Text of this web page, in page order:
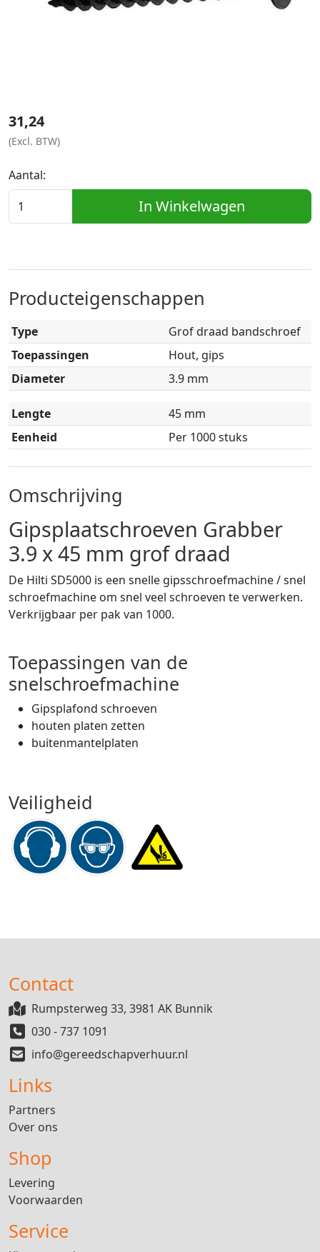
31,24
(Excl. BTW)
Aantal:
In Winkelwagen
Producteigenschappen
Type
Grof draad bandschroef
Toepassingen
Hout, gips
Diameter
3.9 mm
Lengte
45 mm
Eenheid
Per 1000 stuks
Omschrijving
Gipsplaatschroeven Grabber
3.9 x 45 mm grof draad
De Hilti SD5000 is een snelle gipsschroefmachine / snel
schroefmachine om snel veel schroeven te verwerken.
Verkrijgbaar per pak van 1000.
Toepassingen van de
snelschroefmachine
Gipsplafond schroeven
houten platen zetten
buitenmantelplaten
Veiligheid
Contact
Rumpsterweg 33, 3981 AK Bunnik
030 - 737 1091
info@gereedschapverhuur.nl
Links
Partners
Over ons
Shop
Levering
Voorwaarden
Service